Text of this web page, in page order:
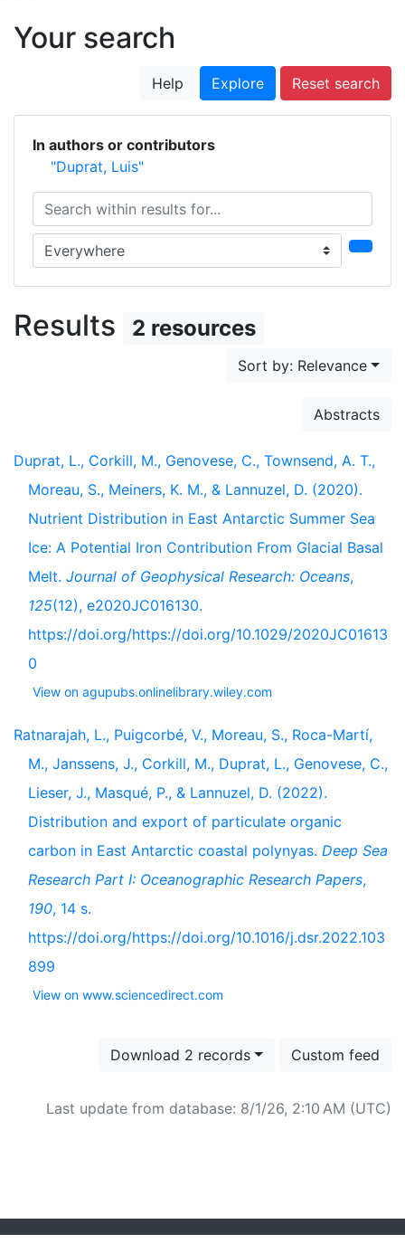
Your search
Help Explore Reset search
In authors or contributors
"Duprat, Luis"
Search within results for...
Search in...
Results 2 resources
Sort by: Relevance
Abstracts
Duprat, L., Corkill, M., Genovese, C., Townsend, A. T.,
Moreau, S., Meiners, K. M., & Lannuzel, D. (2020).
Nutrient Distribution in East Antarctic Summer Sea
Ice: A Potential Iron Contribution From Glacial Basal
Melt. Journal of Geophysical Research: Oceans,
125(12), e2020JC016130.
https://doi.org/https://doi.org/10.1029/2020JC01613
0
View on agupubs.onlinelibrary.wiley.com
Ratnarajah, L., Puigcorbé, V., Moreau, S., Roca-Martí,
M., Janssens, J., Corkill, M., Duprat, L., Genovese, C.,
Lieser, J., Masqué, P., & Lannuzel, D. (2022).
Distribution and export of particulate organic
carbon in East Antarctic coastal polynyas. Deep Sea
Research Part I: Oceanographic Research Papers,
190, 14 s.
https://doi.org/https://doi.org/10.1016/j.dsr.2022.103
899
View on www.sciencedirect.com
Download 2 records Custom feed
Last update from database: 8/1/26, 2:10 AM (UTC)